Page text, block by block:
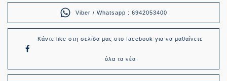
Viber / Whatsapp : 6942053400
Κάντε like στη σελίδα μας στο facebook για να μαθαίνετε
όλα τα νέα